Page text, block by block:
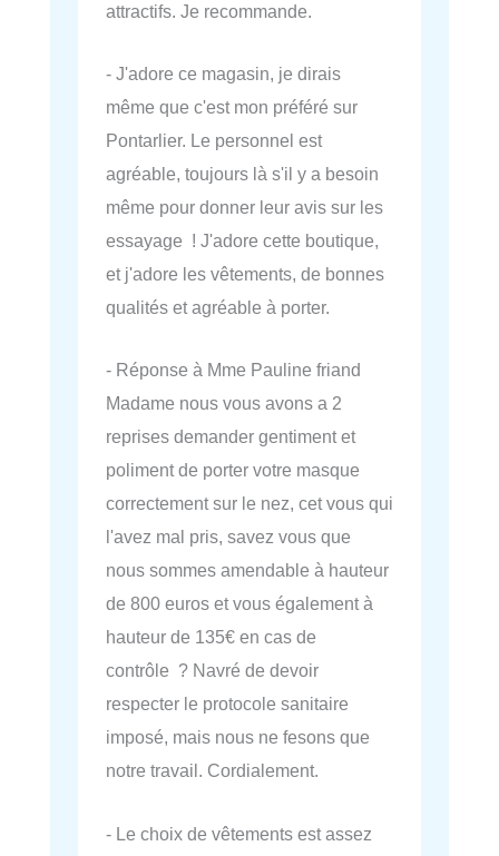
attractifs. Je recommande.
- J'adore ce magasin, je dirais
même que c'est mon préféré sur
Pontarlier. Le personnel est
agréable, toujours là s'il y a besoin
même pour donner leur avis sur les
essayage ! J'adore cette boutique,
et j'adore les vêtements, de bonnes
qualités et agréable à porter.
- Réponse à Mme Pauline friand
Madame nous vous avons a 2
reprises demander gentiment et
poliment de porter votre masque
correctement sur le nez, cet vous qui
l'avez mal pris, savez vous que
nous sommes amendable à hauteur
de 800 euros et vous également à
hauteur de 135€ en cas de
contrôle ? Navré de devoir
respecter le protocole sanitaire
imposé, mais nous ne fesons que
notre travail. Cordialement.
- Le choix de vêtements est assez